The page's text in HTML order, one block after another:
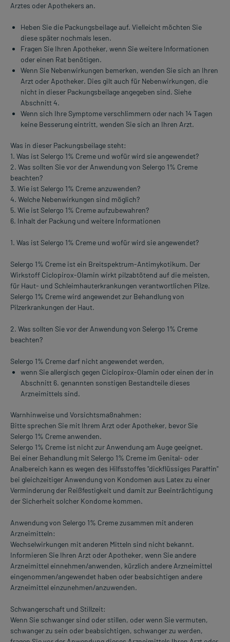
Arztes oder Apothekers an.
Heben Sie die Packungsbeilage auf. Vielleicht möchten Sie
diese später nochmals lesen.
Fragen Sie Ihren Apotheker, wenn Sie weitere Informationen
oder einen Rat benötigen.
Wenn Sie Nebenwirkungen bemerken, wenden Sie sich an Ihren
Arzt oder Apotheker. Dies gilt auch für Nebenwirkungen, die
nicht in dieser Packungsbeilage angegeben sind. Siehe
Abschnitt 4.
Wenn sich Ihre Symptome verschlimmern oder nach 14 Tagen
keine Besserung eintritt, wenden Sie sich an Ihren Arzt.
Was in dieser Packungsbeilage steht:
1. Was ist Selergo 1% Creme und wofür wird sie angewendet?
2. Was sollten Sie vor der Anwendung von Selergo 1% Creme
beachten?
3. Wie ist Selergo 1% Creme anzuwenden?
4. Welche Nebenwirkungen sind möglich?
5. Wie ist Selergo 1% Creme aufzubewahren?
6. Inhalt der Packung und weitere Informationen
1. Was ist Selergo 1% Creme und wofür wird sie angewendet?
Selergo 1% Creme ist ein Breitspektrum-Antimykotikum. Der
Wirkstoff Ciclopirox-Olamin wirkt pilzabtötend auf die meisten,
für Haut- und Schleimhauterkrankungen verantwortlichen Pilze.
Selergo 1% Creme wird angewendet zur Behandlung von
Pilzerkrankungen der Haut.
2. Was sollten Sie vor der Anwendung von Selergo 1% Creme
beachten?
Selergo 1% Creme darf nicht angewendet werden,
wenn Sie allergisch gegen Ciclopirox-Olamin oder einen der in
Abschnitt 6. genannten sonstigen Bestandteile dieses
Arzneimittels sind.
Warnhinweise und Vorsichtsmaßnahmen:
Bitte sprechen Sie mit Ihrem Arzt oder Apotheker, bevor Sie
Selergo 1% Creme anwenden.
Selergo 1% Creme ist nicht zur Anwendung am Auge geeignet.
Bei einer Behandlung mit Selergo 1% Creme im Genital- oder
Analbereich kann es wegen des Hilfsstoffes "dickflüssiges Paraffin"
bei gleichzeitiger Anwendung von Kondomen aus Latex zu einer
Verminderung der Reißfestigkeit und damit zur Beeinträchtigung
der Sicherheit solcher Kondome kommen.
Anwendung von Selergo 1% Creme zusammen mit anderen
Arzneimitteln:
Wechselwirkungen mit anderen Mitteln sind nicht bekannt.
Informieren Sie Ihren Arzt oder Apotheker, wenn Sie andere
Arzneimittel einnehmen/anwenden, kürzlich andere Arzneimittel
eingenommen/angewendet haben oder beabsichtigen andere
Arzneimittel einzunehmen/anzuwenden.
Schwangerschaft und Stillzeit:
Wenn Sie schwanger sind oder stillen, oder wenn Sie vermuten,
schwanger zu sein oder beabsichtigen, schwanger zu werden,